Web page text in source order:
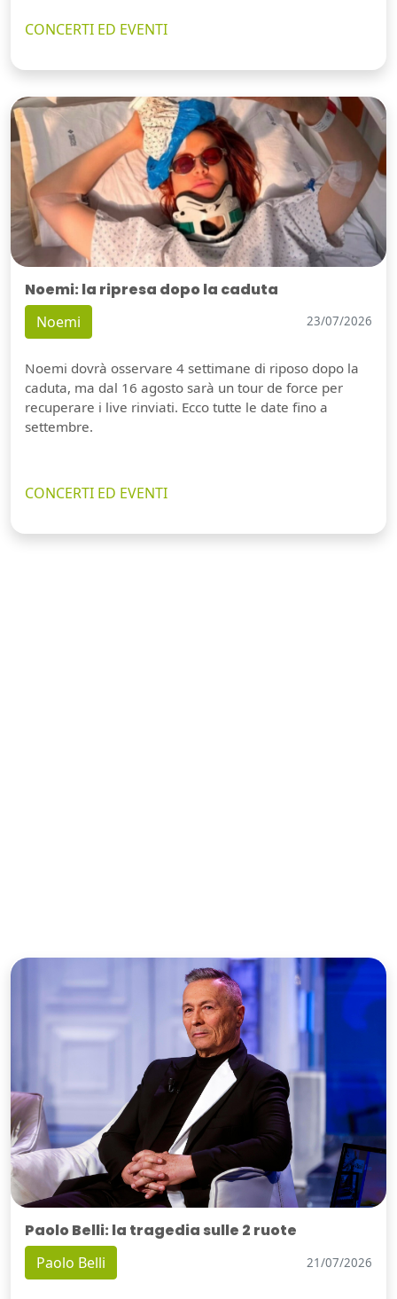
CONCERTI ED EVENTI
Noemi: la ripresa dopo la caduta
Noemi 23/07/2026
Noemi dovrà osservare 4 settimane di riposo dopo la
caduta, ma dal 16 agosto sarà un tour de force per
recuperare i live rinviati. Ecco tutte le date fino a
settembre.
CONCERTI ED EVENTI
Paolo Belli: la tragedia sulle 2 ruote
Paolo Belli 21/07/2026